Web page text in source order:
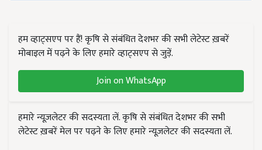
हम व्हाट्सएप पर हैं! कृषि से संबंधित देशभर की सभी लेटेस्ट ख़बरें
मोबाइल में पढ़ने के लिए हमारे व्हाट्सएप से जुड़ें.
Join on WhatsApp
हमारे न्यूज़लेटर की सदस्यता लें. कृषि से संबंधित देशभर की सभी
लेटेस्ट ख़बरें मेल पर पढ़ने के लिए हमारे न्यूज़लेटर की सदस्यता लें.